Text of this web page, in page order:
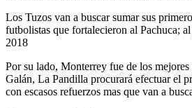
Los Tuzos van a buscar sumar sus
futbolistas que fortalecieron al Pachuca;
2018
Por su lado, Monterrey fue de los
Galán, La Pandilla procurará efectuar el
con escasos refuerzos mas que van a